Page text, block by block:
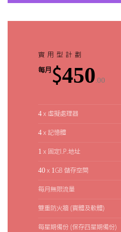
實用型計劃
每月 $450.00
4 x 虛擬處理器
4 x 記憶體
1 x 固定I.P.地址
40 x 1GB 儲存空間
每月無限流量
雙重防火牆 (實體及軟體)
每星期備份 (保存四星期備份)